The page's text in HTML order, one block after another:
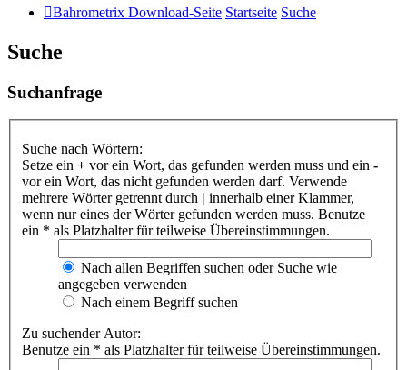
Bahrometrix Download-Seite Startseite Suche
Suche
Suchanfrage
Suche nach Wörtern:
Setze ein + vor ein Wort, das gefunden werden muss und ein -
vor ein Wort, das nicht gefunden werden darf. Verwende
mehrere Wörter getrennt durch | innerhalb einer Klammer,
wenn nur eines der Wörter gefunden werden muss. Benutze
ein * als Platzhalter für teilweise Übereinstimmungen.
Nach allen Begriffen suchen oder Suche wie
angegeben verwenden
Nach einem Begriff suchen
Zu suchender Autor:
Benutze ein * als Platzhalter für teilweise Übereinstimmungen.